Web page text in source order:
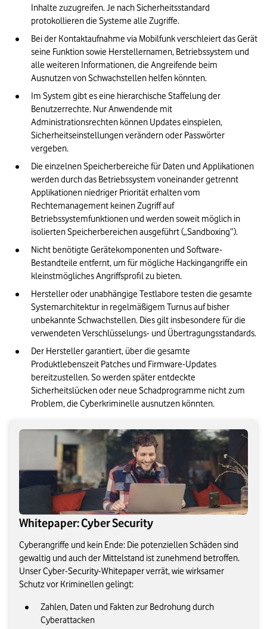
Inhalte zuzugreifen. Je nach Sicherheitsstandard
protokollieren die Systeme alle Zugriffe.
Bei der Kontaktaufnahme via Mobilfunk verschleiert das Gerät
seine Funktion sowie Herstellernamen, Betriebssystem und
alle weiteren Informationen, die Angreifende beim
Ausnutzen von Schwachstellen helfen könnten.
Im System gibt es eine hierarchische Staffelung der
Benutzerrechte. Nur Anwendende mit
Administrationsrechten können Updates einspielen,
Sicherheitseinstellungen verändern oder Passwörter
vergeben.
Die einzelnen Speicherbereiche für Daten und Applikationen
werden durch das Betriebssystem voneinander getrennt
Applikationen niedriger Priorität erhalten vom
Rechtemanagement keinen Zugriff auf
Betriebssystemfunktionen und werden soweit möglich in
isolierten Speicherbereichen ausgeführt („Sandboxing”).
Nicht benötigte Gerätekomponenten und Software-
Bestandteile entfernt, um für mögliche Hackingangriffe ein
kleinstmögliches Angriffsprofil zu bieten.
Hersteller oder unabhängige Testlabore testen die gesamte
Systemarchitektur in regelmäßigem Turnus auf bisher
unbekannte Schwachstellen. Dies gilt insbesondere für die
verwendeten Verschlüsselungs- und Übertragungsstandards.
Der Hersteller garantiert, über die gesamte
Produktlebenszeit Patches und Firmware-Updates
bereitzustellen. So werden später entdeckte
Sicherheitslücken oder neue Schadprogramme nicht zum
Problem, die Cyberkriminelle ausnutzen könnten.
Whitepaper: Cyber Security
Cyberangriffe und kein Ende: Die potenziellen Schäden sind
gewaltig und auch der Mittelstand ist zunehmend betroffen.
Unser Cyber-Security-Whitepaper verrät, wie wirksamer
Schutz vor Kriminellen gelingt:
Zahlen, Daten und Fakten zur Bedrohung durch
Cyberattacken